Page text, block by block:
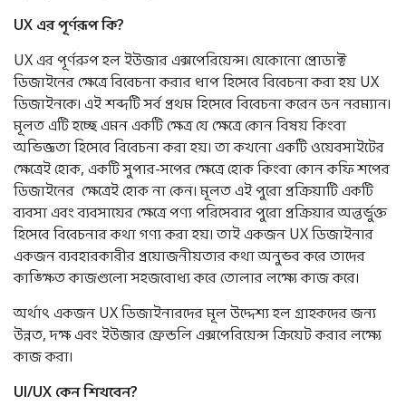
UX এরপূর্ণরূপকি?
UX এর পূর্ণরুপ হল ইউজার এক্সপেরিয়েন্স। যেকোনো প্রোডাক্ট
ডিজাইনের ক্ষেত্রে বিবেচনা করার ধাপ হিসেবে বিবেচনা করা হয় UX
ডিজাইনকে। এই শব্দটি সর্ব প্রথম হিসেবে বিবেচনা করেন ডন নরম্যান।
মূলত এটি হচ্ছে এমন একটি ক্ষেত্র যে ক্ষেত্রে কোন বিষয় কিংবা
অভিজ্ঞতা হিসেবে বিবেচনা করা হয়। তা কখনো একটি ওয়েবসাইটের
ক্ষেত্রেই হোক, একটি সুপার-সপের ক্ষেত্রে হোক কিংবা কোন কফি শপের
ডিজাইনের ক্ষেত্রেই হোক না কেন। মূলত এই পুরো প্রক্রিয়াটি একটি
ব্যবসা এবং ব্যবসায়ের ক্ষেত্রে পণ্য পরিসেবার পুরো প্রক্রিয়ার অন্তর্ভুক্ত
হিসেবে বিবেচনার কথা গণ্য করা হয়। তাই একজন UX ডিজাইনার
একজন ব্যবহারকারীর প্রয়োজনীয়তার কথা অনুভব করে তাদের
কাঙ্ক্ষিত কাজগুলো সহজবোধ্য করে তোলার লক্ষ্যে কাজ করে।
অর্থাৎ একজন UX ডিজাইনারদের মূল উদ্দেশ্য হল গ্রাহকদের জন্য
উন্নত, দক্ষ এবং ইউজার ফ্রেন্ডলি এক্সপেরিয়েন্স ক্রিয়েট করার লক্ষ্যে
কাজ করা।
UI/UX কেনশিখবেন?